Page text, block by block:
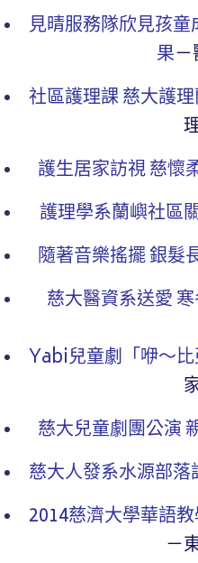
見晴服務隊欣見孩
果
社區護理課 慈大護
護生居家訪視 慈懷
護理學系蘭嶼社區
隨著音樂搖擺 銀髮
慈大醫資系送愛
Yabi兒童劇「咿～
慈大兒童劇團公演
慈大人發系水源部
2014慈濟大學華語
－